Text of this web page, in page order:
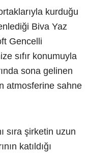
kurduğu
Biva Yaz
Gencelli
sıfır konumuyla
sona gelinen
atmosferine sahne
sıra şirketin uzun
katıldığı